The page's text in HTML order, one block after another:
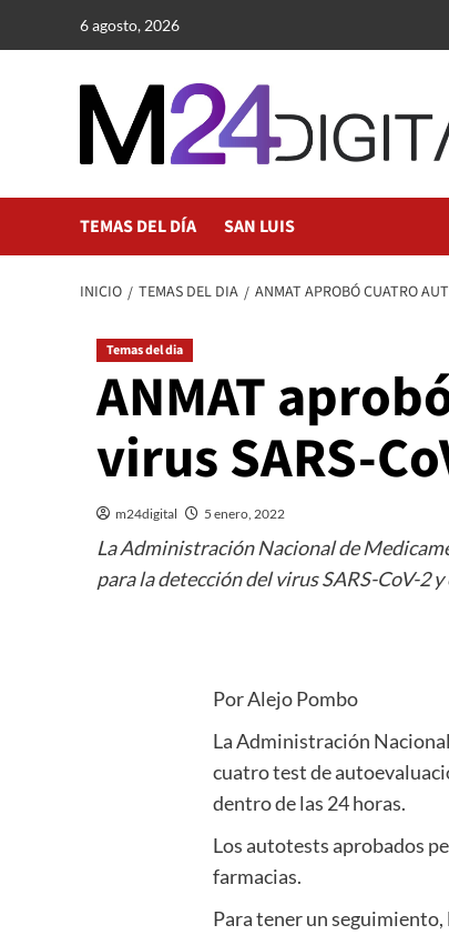
6 agosto, 2026
TEMAS DEL DÍA SAN LUIS
INICIO TEMAS DEL DIA ANMAT APROBÓ CUATRO
Temas del dia
ANMAT
virus SARS-
m24digital 5 enero, 2022
La Administración Nacional de
para la detección del virus SARS-CoV-2
Por Alejo Pombo
La Administración
cuatro test de
dentro de las 24 horas.
Los autotests aprobados
farmacias.
Para tener un